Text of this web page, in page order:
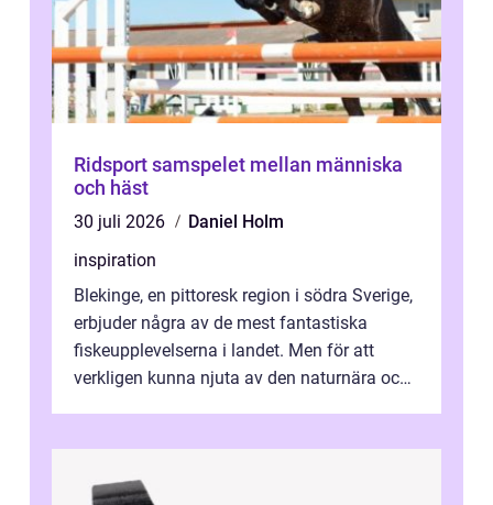
Ridsport samspelet mellan människa
och häst
30 juli 2026
Daniel Holm
inspiration
Blekinge, en pittoresk region i södra Sverige,
erbjuder några av de mest fantastiska
fiskeupplevelserna i landet. Men för att
verkligen kunna njuta av den naturnära och